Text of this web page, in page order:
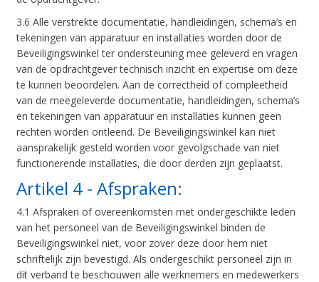
3.6 Alle verstrekte documentatie, handleidingen, schema’s en
tekeningen van apparatuur en installaties worden door de
Beveiligingswinkel ter ondersteuning mee geleverd en vragen
van de opdrachtgever technisch inzicht en expertise om deze
te kunnen beoordelen. Aan de correctheid of compleetheid
van de meegeleverde documentatie, handleidingen, schema’s
en tekeningen van apparatuur en installaties kunnen geen
rechten worden ontleend. De Beveiligingswinkel kan niet
aansprakelijk gesteld worden voor gevolgschade van niet
functionerende installaties, die door derden zijn geplaatst.
Artikel 4 - Afspraken:
4.1 Afspraken of overeenkomsten met ondergeschikte leden
van het personeel van de Beveiligingswinkel binden de
Beveiligingswinkel niet, voor zover deze door hem niet
schriftelijk zijn bevestigd. Als ondergeschikt personeel zijn in
dit verband te beschouwen alle werknemers en medewerkers